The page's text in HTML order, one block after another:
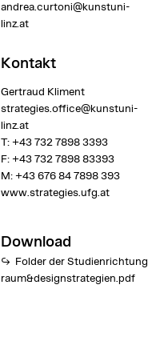
andrea.curtoni@kunstuni-
linz.at
Kontakt
Gertraud Kliment
strategies.office@kunstuni-
linz.at
T: +43 732 7898 3393
F: +43 732 7898 83393
M: +43 676 84 7898 393
www.strategies.ufg.at
Download
Folder der Studienrichtung
raum&designstrategien.pdf